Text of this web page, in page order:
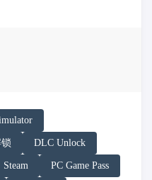
内容声明:
基于「非线性列车」文章
h.juij.fun/game/spray-
DLC Unlock
Steam PC Game Pass